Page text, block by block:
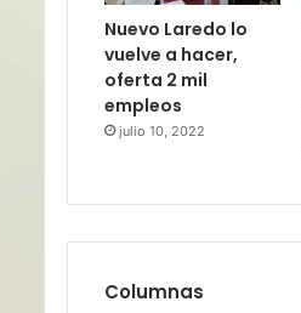
Nuevo Laredo lo
vuelve a hacer,
oferta 2 mil
empleos
julio 10, 2022
Columnas